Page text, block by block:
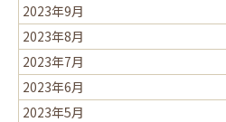
2023年9月
2023年8月
2023年7月
2023年6月
2023年5月